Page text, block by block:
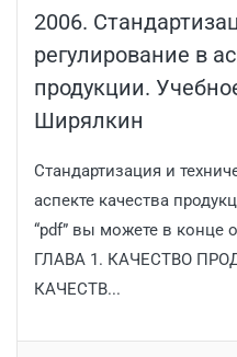
2006.
регулирование в
продукции.
Ширялкин
Стандартизация и
аспекте качества
“pdf” вы можете в конце
ГЛАВА 1. КАЧЕСТВО
КАЧЕСТВ...